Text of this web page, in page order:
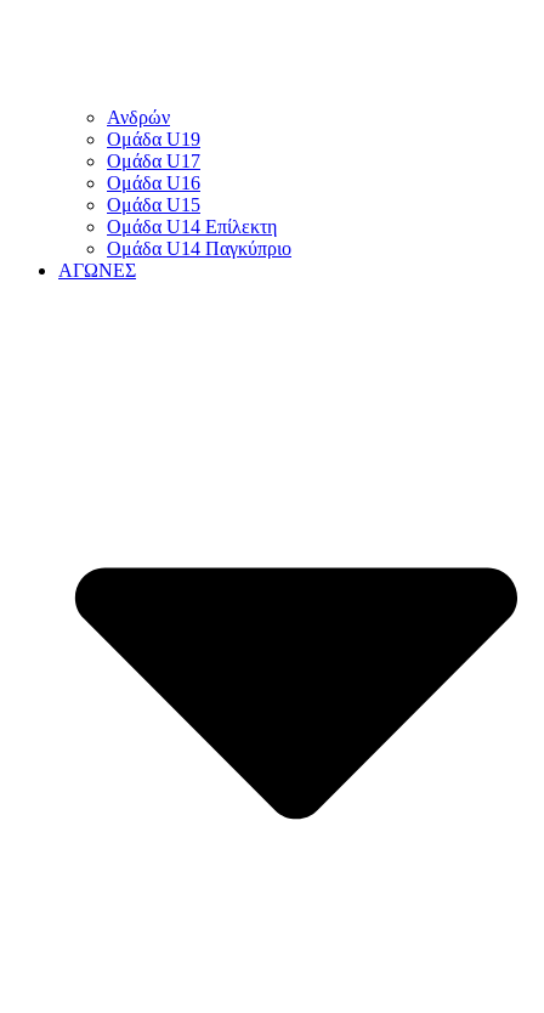
Ανδρών
Ομάδα U19
Ομάδα U17
Ομάδα U16
Ομάδα U15
Ομάδα U14 Επίλεκτη
Ομάδα U14 Παγκύπριο
ΑΓΩΝΕΣ